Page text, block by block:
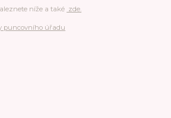
níže a také zde.